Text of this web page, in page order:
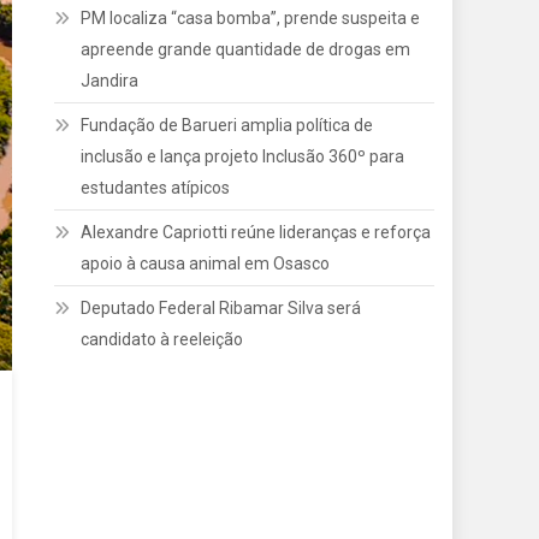
PM localiza “casa bomba”, prende suspeita e
apreende grande quantidade de drogas em
Jandira
Fundação de Barueri amplia política de
inclusão e lança projeto Inclusão 360º para
estudantes atípicos
Alexandre Capriotti reúne lideranças e reforça
apoio à causa animal em Osasco
Deputado Federal Ribamar Silva será
candidato à reeleição